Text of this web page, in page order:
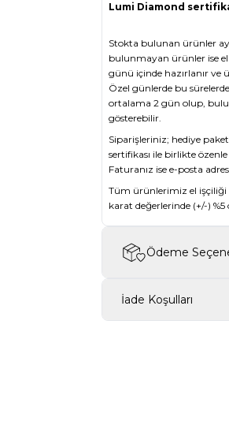
Lumi Diamond
Stokta bulunan ürünler
bulunmayan ürünler ise
günü içinde hazırlanır ve
Özel günlerde bu
ortalama 2 gün olup,
gösterebilir.
Siparişleriniz; hediye
sertifikası ile birlikte
Faturanız ise e-posta
Tüm ürünlerimiz el işçiliği
karat değerlerinde (+/-)
Ödeme
İade Koşulları